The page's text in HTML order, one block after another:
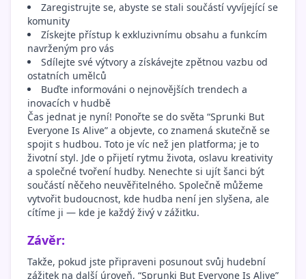
Zaregistrujte se, abyste se stali součástí vyvíjející se
komunity
Získejte přístup k exkluzivnímu obsahu a funkcím
navrženým pro vás
Sdílejte své výtvory a získávejte zpětnou vazbu od
ostatních umělců
Buďte informováni o nejnovějších trendech a
inovacích v hudbě
Čas jednat je nyní! Ponořte se do světa “Sprunki But
Everyone Is Alive” a objevte, co znamená skutečně se
spojit s hudbou. Toto je víc než jen platforma; je to
životní styl. Jde o přijetí rytmu života, oslavu kreativity
a společné tvoření hudby. Nenechte si ujít šanci být
součástí něčeho neuvěřitelného. Společně můžeme
vytvořit budoucnost, kde hudba není jen slyšena, ale
cítíme ji — kde je každý živý v zážitku.
Závěr:
Takže, pokud jste připraveni posunout svůj hudební
zážitek na další úroveň, “Sprunki But Everyone Is Alive”